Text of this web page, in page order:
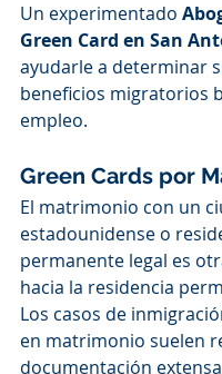
Un experimentado
Green Card en San
ayudarle a determinar
beneficios migratorios
empleo.
Green Cards por
El matrimonio con un
estadounidense o
permanente legal es
hacia la residencia
Los casos de
en matrimonio suelen
documentación